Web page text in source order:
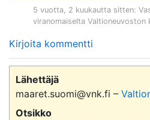
5 vuotta, 2 kuukautta sitten:
viranomaiselta Valtioneuvoston
Kirjoita kommentti
Lähettäjä
maaret.suomi@vnk.fi –
Otsikko